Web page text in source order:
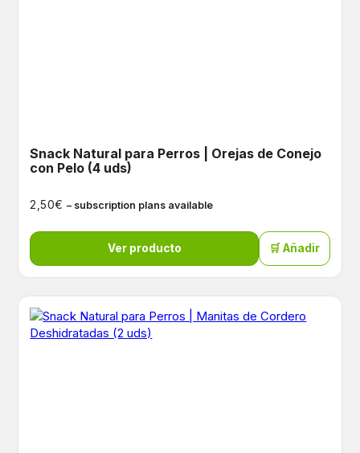
Snack Natural para Perros | Orejas de Conejo
con Pelo (4 uds)
2,50€ – subscription plans available
Ver producto 🛒 Añadir